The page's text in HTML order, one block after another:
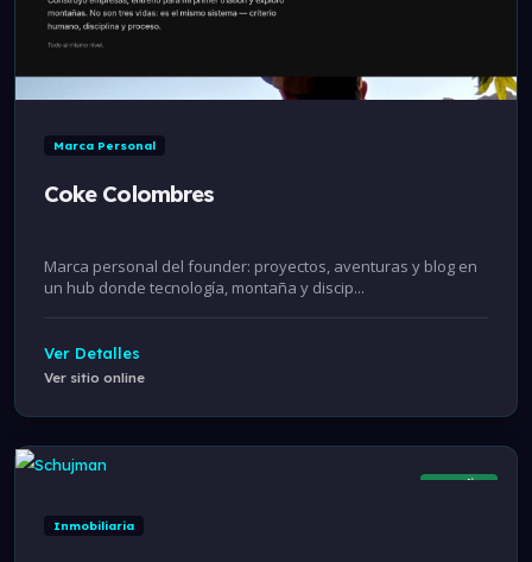
Marca Personal
Coke Colombres
Marca personal del founder: proyectos, aventuras y blog en
un hub donde tecnología, montaña y discip...
Ver Detalles
Ver sitio online
Online
Inmobiliaria